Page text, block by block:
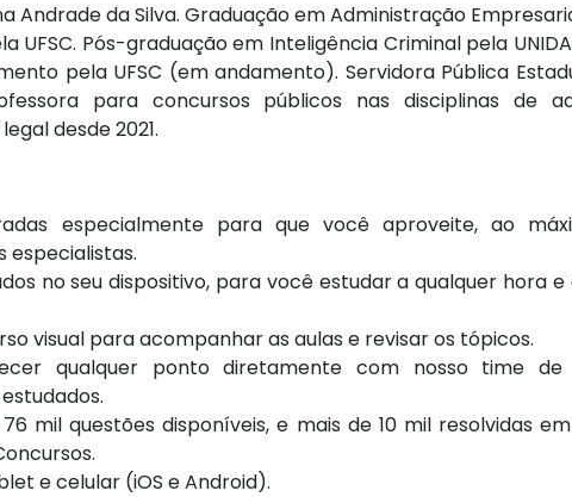
Andrade da Silva. Graduação em Administração
UFSC. Pós-graduação em Inteligência Criminal pela
pela UFSC (em andamento). Servidora Pública
para concursos públicos nas disciplinas de
desde 2021.
especialmente para que você aproveite, ao
especialistas.
no seu dispositivo, para você estudar a qualquer hora
visual para acompanhar as aulas e revisar os tópicos.
qualquer ponto diretamente com nosso time de
mil questões disponíveis, e mais de 10 mil resolvidas
e celular (iOS e Android).